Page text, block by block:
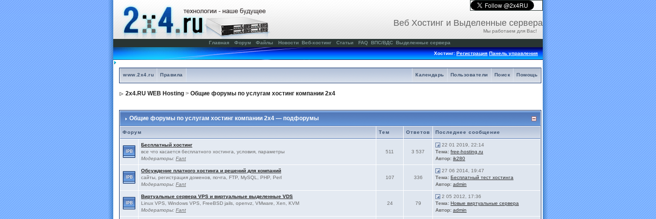
Веб Хостинг и Выделенные сервера
Мы работаем для Вас!
Главная Форум Файлы Новости Веб-хостинг Статьи FAQ ВПС/ВДС Выделенные сервера
Хостинг:Регистрация Панель управления
www.2x4.ru Правила Помощь
Поиск
Пользователи
Календарь
2x4.RU WEB Hosting > Общие форумы по услугам хостинг компании 2x4
Общие форумы по услугам хостинг компании 2x4 — подфорумы
Форум Тем Ответов Последнее сообщение
Бесплатный хостинг
все что касается бесплатного хостинга, условия, параметры
Модераторы: Fant
511 3 537
22 01 2019, 22:14
Тема: free-hosting.ru
Автор: ik280
Обсуждение платного хостинга и решений для компаний
сайты, регистрация доменов, почта, FTP, MySQL, PHP, Perl
Модераторы: Fant
107 336
27 06 2014, 19:47
Тема: Бесплатный тест хостинга
Автор: admin
Виртуальные сервера VPS и виртуальные выделенные VDS
Linux VPS, Windows VPS, FreeBSD jails, openvz, VMware, Xen, KVM
Модераторы: Fant
24 79
2 05 2012, 17:36
Тема: Новые виртуальные сервера
Автор: admin